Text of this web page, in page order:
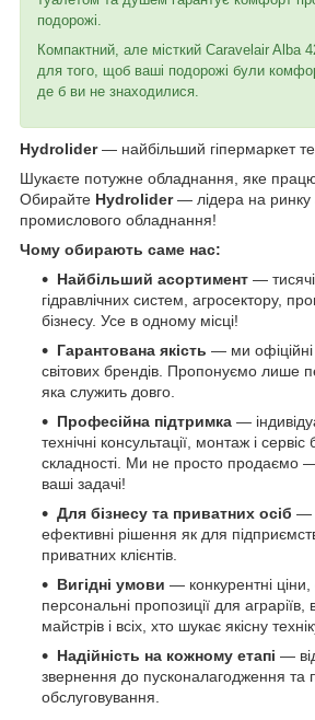
подорожі.
Компактний, але місткий Caravelair Alba
для того, щоб ваші подорожі були
де б ви не знаходилися.
Hydrolider— найбільший гіпермаркет
Шукаєте потужне обладнання, яке
Обирайте Hydrolider— лідера на ринку
промислового обладнання!
Чому обирають саме нас:
Найбільший асортимент —
гідравлічних систем, агросектору,
бізнесу. Усе в одному місці!
Гарантована якість — ми
світових брендів. Пропонуємо лише
яка служить довго.
Професійна підтримка —
технічні консультації, монтаж і сервіс
складності. Ми не просто продаємо
ваші задачі!
Для бізнесу та приватних осіб —
ефективні рішення як для
приватних клієнтів.
Вигідні умови — конкурентні
персональні пропозиції для аграріїв,
майстрів і всіх, хто шукає якісну
Надійність на кожному етапі —
звернення до пусконалагодження та
обслуговування.